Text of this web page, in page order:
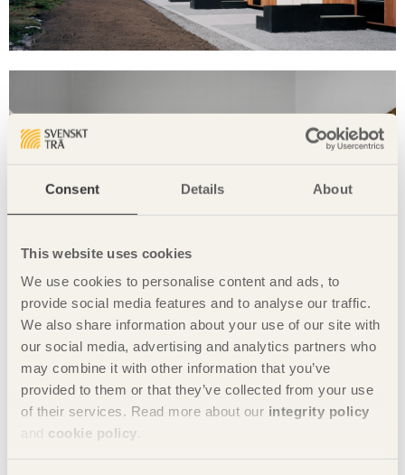
Consent Details About
This website uses cookies
We use cookies to personalise content and ads, to
provide social media features and to analyse our traffic.
We also share information about your use of our site with
our social media, advertising and analytics partners who
may combine it with other information that you’ve
provided to them or that they’ve collected from your use
of their services. Read more about our integrity policy
and cookie policy